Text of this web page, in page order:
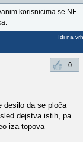
korisnicima se NE
Idi na vrh
0
desilo da se ploča
dejstva istih, pa
iza topova